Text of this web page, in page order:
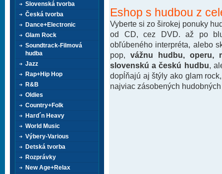
Eshop s hudbou z
Vyberte si zo širokej ponuky
od CD, cez DVD. až po
obľúbeného interpréta, alebo
pop, vážnu hudbu, operu,
slovenskú a českú hudbu ,
dopĺňajú aj štýly ako glam
najviac zásobených
Slovenská tvorba
Česká tvorba
Dance+Electronic
Glam Rock
Soundtrack-Filmová
hudba
Jazz
Rap+Hip Hop
R&B
Oldies
Country+Folk
Hard´n Heavy
World Music
Výbery-Various
Detská tvorba
Rozprávky
New Age+Relax